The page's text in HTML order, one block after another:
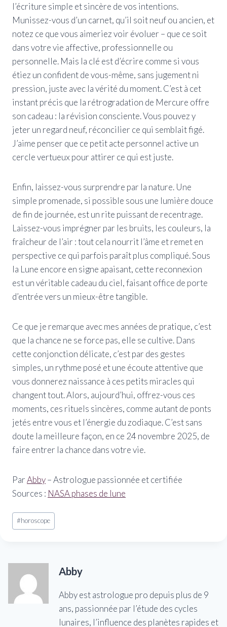
l’écriture simple et sincère de vos intentions.
Munissez-vous d’un carnet, qu’il soit neuf ou ancien, et
notez ce que vous aimeriez voir évoluer – que ce soit
dans votre vie affective, professionnelle ou
personnelle. Mais la clé est d’écrire comme si vous
étiez un confident de vous-même, sans jugement ni
pression, juste avec la vérité du moment. C’est à cet
instant précis que la rétrogradation de Mercure offre
son cadeau : la révision consciente. Vous pouvez y
jeter un regard neuf, réconcilier ce qui semblait figé.
J’aime penser que ce petit acte personnel active un
cercle vertueux pour attirer ce qui est juste.
Enfin, laissez-vous surprendre par la nature. Une
simple promenade, si possible sous une lumière douce
de fin de journée, est un rite puissant de recentrage.
Laissez-vous imprégner par les bruits, les couleurs, la
fraîcheur de l’air : tout cela nourrit l’âme et remet en
perspective ce qui parfois paraît plus compliqué. Sous
la Lune encore en signe apaisant, cette reconnexion
est un véritable cadeau du ciel, faisant office de porte
d’entrée vers un mieux-être tangible.
Ce que je remarque avec mes années de pratique, c’est
que la chance ne se force pas, elle se cultive. Dans
cette conjonction délicate, c’est par des gestes
simples, un rythme posé et une écoute attentive que
vous donnerez naissance à ces petits miracles qui
changent tout. Alors, aujourd’hui, offrez-vous ces
moments, ces rituels sincères, comme autant de ponts
jetés entre vous et l’énergie du zodiaque. C’est sans
doute la meilleure façon, en ce 24 novembre 2025, de
faire entrer la chance dans votre vie.
ParAbby– Astrologue passionnée et certifiée
Sources : NASA phases de lune
Étiquettes
de
#horoscope
Abby
Abby est astrologue pro depuis plus de 9
ans, passionnée par l’étude des cycles
lunaires, l’influence des planètes rapides et